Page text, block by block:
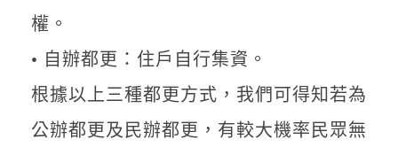
權。
• 自辦都更：住戶自行集資。
根據以上三種都更方式，我們可得知若為
公辦都更及民辦都更，有較大機率民眾無